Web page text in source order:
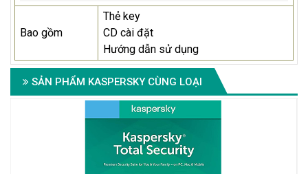
Bao gồm
Thẻ key
CD cài đặt
Hướng dẫn sử dụng
SẢN PHẨM KASPERSKY CÙNG LOẠI